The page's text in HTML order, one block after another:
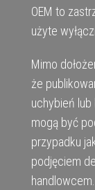
OEM to
użyte
Mimo
że
uchybień lub
mogą być
przypadku
podjęciem
handlowcem.